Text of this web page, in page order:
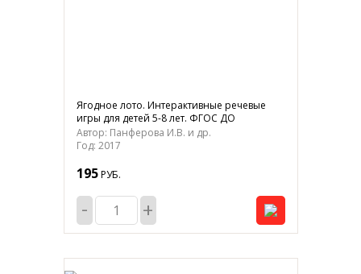
Ягодное лото. Интерактивные речевые
игры для детей 5-8 лет. ФГОС ДО
Автор: Панферова И.В. и др.
Год: 2017
195РУБ.
- +